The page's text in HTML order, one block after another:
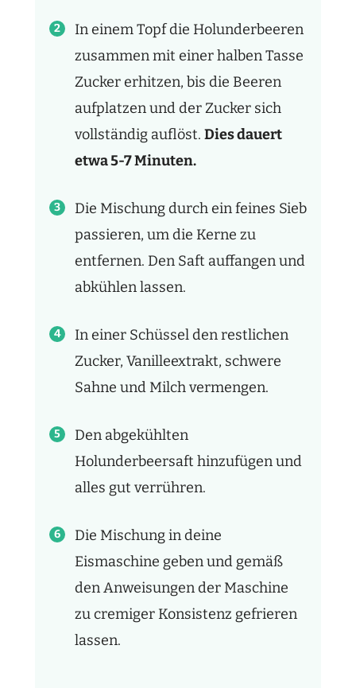
In einem Topf die Holunderbeeren
zusammen mit einer halben Tasse
Zucker erhitzen, bis die Beeren
aufplatzen und der Zucker sich
vollständig auflöst. Dies dauert
etwa 5-7 Minuten.
Die Mischung durch ein feines Sieb
passieren, um die Kerne zu
entfernen. Den Saft auffangen und
abkühlen lassen.
In einer Schüssel den restlichen
Zucker, Vanilleextrakt, schwere
Sahne und Milch vermengen.
Den abgekühlten
Holunderbeersaft hinzufügen und
alles gut verrühren.
Die Mischung in deine
Eismaschine geben und gemäß
den Anweisungen der Maschine
zu cremiger Konsistenz gefrieren
lassen.